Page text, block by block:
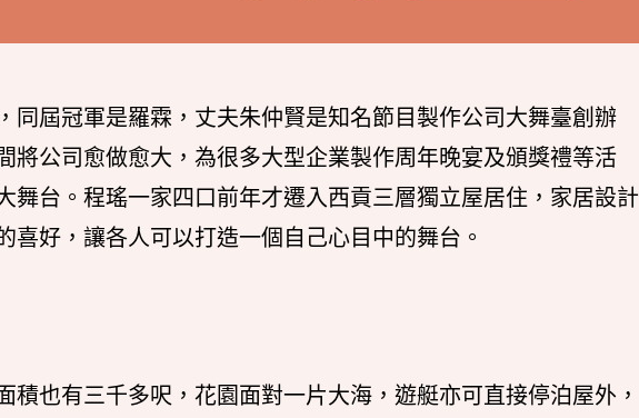
同屆冠軍是羅霖，丈夫朱仲賢是知名節目製作公司大舞臺創辦
將公司愈做愈大，為很多大型企業製作周年晚宴及頒獎禮等活
舞台。程瑤一家四口前年才遷入西貢三層獨立屋居住，家居設計
喜好，讓各人可以打造一個自己心目中的舞台。
積也有三千多呎，花園面對一片大海，遊艇亦可直接停泊屋外，